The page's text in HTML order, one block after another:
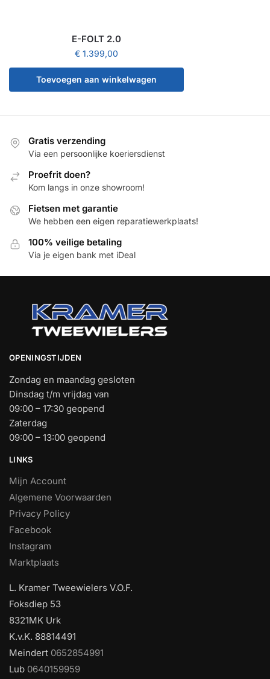
E-FOLT 2.0
€ 1.399,00
Toevoegen aan winkelwagen
Gratis verzending
Via een persoonlijke koeriersdienst
Proefrit doen?
Kom langs in onze showroom!
Fietsen met garantie
We hebben een eigen reparatiewerkplaats!
100% veilige betaling
Via je eigen bank met iDeal
OPENINGSTIJDEN
Zondag en maandag gesloten
Dinsdag t/m vrijdag van
09:00 – 17:30 geopend
Zaterdag
09:00 – 13:00 geopend
LINKS
Mijn Account
Algemene Voorwaarden
Privacy Policy
Facebook
Instagram
Marktplaats
L. Kramer Tweewielers V.O.F.
Foksdiep 53
8321MK Urk
K.v.K. 88814491
Meindert 0652854991
Lub 0640159959